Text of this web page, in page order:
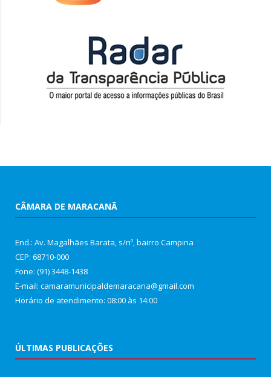
CÂMARA DE MARACANÃ
End.: Av. Magalhães Barata, s/nº, bairro Campina
CEP: 68710-000
Fone: (91) 3448-1438
E-mail: camaramunicipaldemaracana@gmail.com
Horário de atendimento: 08:00 às 14:00
ÚLTIMAS PUBLICAÇÕES